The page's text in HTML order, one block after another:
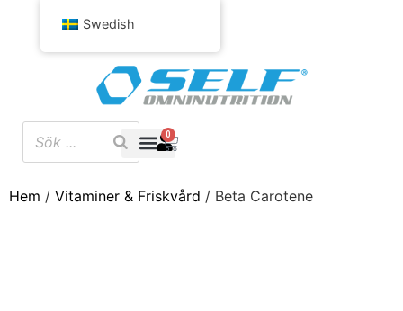
0
Hem / Vitaminer & Friskvård / Beta Carotene
Swedish